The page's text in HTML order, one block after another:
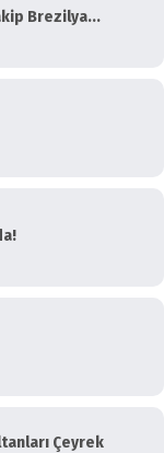
Brezilya...
Çeyrek